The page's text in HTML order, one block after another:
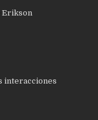
Erikson
interacciones